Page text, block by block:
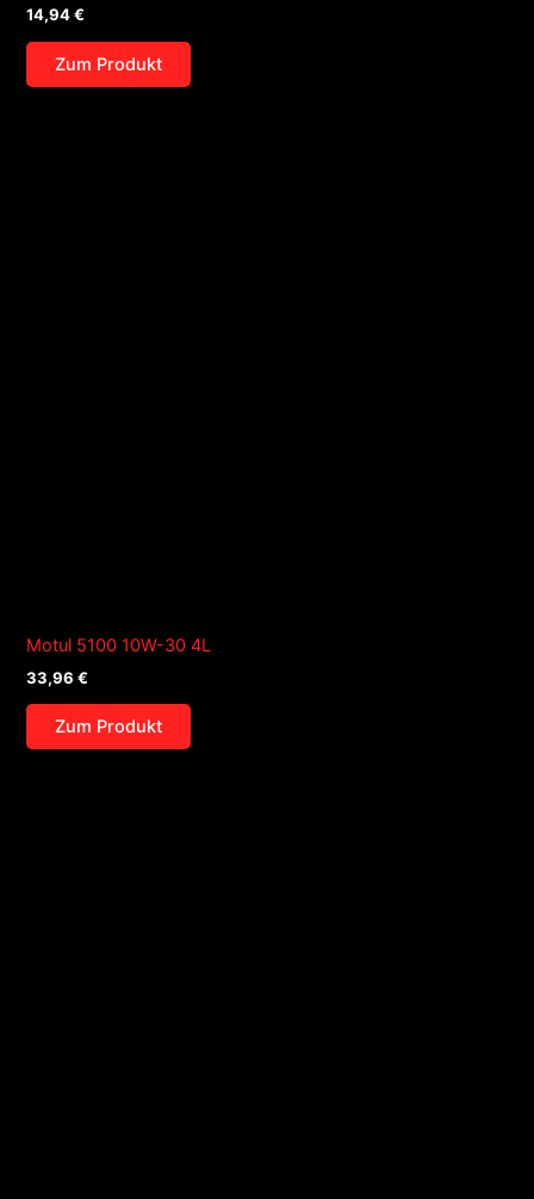
14,94€
Zum Produkt
Motul 5100 10W-30 4L
33,96€
Zum Produkt